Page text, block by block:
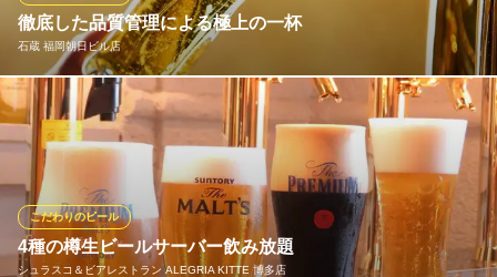
WHY NOT
貸切パーティー
地下鉄空港線（1号線）東比恵駅 徒歩6分
福岡県福岡市博多区博多駅東2-14-1 THE BASICS FUKUOKA1F
徹底した品質管理による極上の一杯
石蔵 福岡朝日ビル店
当店は「神泡達人店」に選定されております。グラスや注ぎ方な
ど、徹底した品質管理によって美味しい一杯をご提供。クリーミ
ーながら、コクを感じるプレミアム・モルツは、当店のお料理と
の相性も抜群。お好きなドリンク2杯と選べるおつまみがお楽しみ
いただける『くらべろセット』もおすすめです。
石蔵 福岡朝日ビル店
4種の樽生ビールサーバー飲み放題
シュラスコ＆ビアレストラン ALEGRIA KITTE 博多店
こだわりのビール